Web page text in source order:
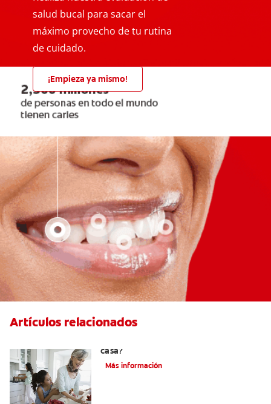
salud bucal para sacar el
máximo provecho de tu rutina
de cuidado.
¡Empieza ya mismo!
Artículos relacionados
casa?
Más información